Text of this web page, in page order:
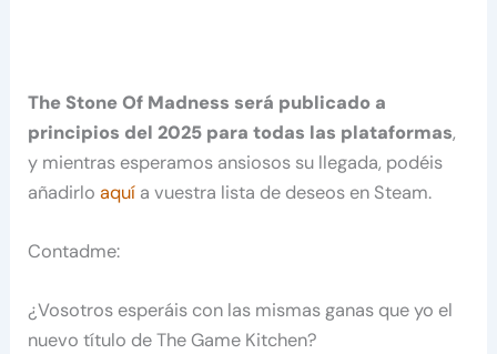
The Stone Of Madness será publicado a
principios del 2025 para todas las plataformas,
y mientras esperamos ansiosos su llegada, podéis
añadirloaquí a vuestra lista de deseos en Steam.
Contadme:
¿Vosotros esperáis con las mismas ganas que yo el
nuevo título de The Game Kitchen?